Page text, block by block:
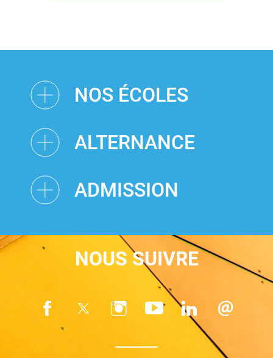
NOS ÉCOLES
ALTERNANCE
ADMISSION
NOUS SUIVRE